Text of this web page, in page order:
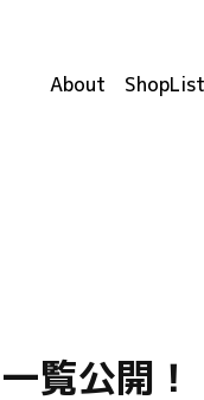
About ShopList
覧公開！